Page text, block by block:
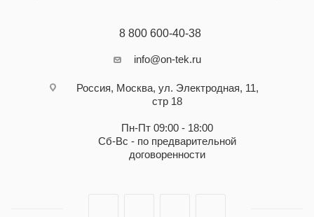
8 800 600-40-38
info@on-tek.ru
Россия, Москва, ул. Электродная, 11,
стр 18
Пн-Пт 09:00 - 18:00
Сб-Вс - по предварительной
договоренности